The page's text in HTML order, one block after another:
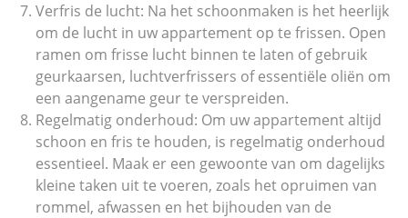
Verfris de lucht: Na het schoonmaken is het heerlijk
om de lucht in uw appartement op te frissen. Open
ramen om frisse lucht binnen te laten of gebruik
geurkaarsen, luchtverfrissers of essentiële oliën om
een aangename geur te verspreiden.
Regelmatig onderhoud: Om uw appartement altijd
schoon en fris te houden, is regelmatig onderhoud
essentieel. Maak er een gewoonte van om dagelijks
kleine taken uit te voeren, zoals het opruimen van
rommel, afwassen en het bijhouden van de